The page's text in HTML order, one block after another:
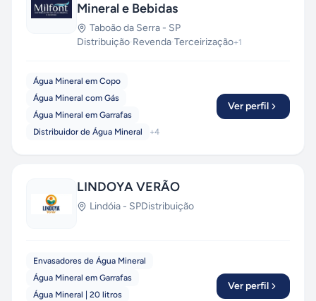
Mineral e Bebidas
Taboão da Serra - SP
Distribuição·Revenda·Terceirização+1
Água Mineral em Copo
Água Mineral com Gás
Água Mineral em Garrafas
Distribuidor de Água Mineral
+4
Ver perfil
LINDOYA VERÃO
Lindóia - SPDistribuição
Envasadores de Água Mineral
Água Mineral em Garrafas
Água Mineral | 20 litros
Ver perfil